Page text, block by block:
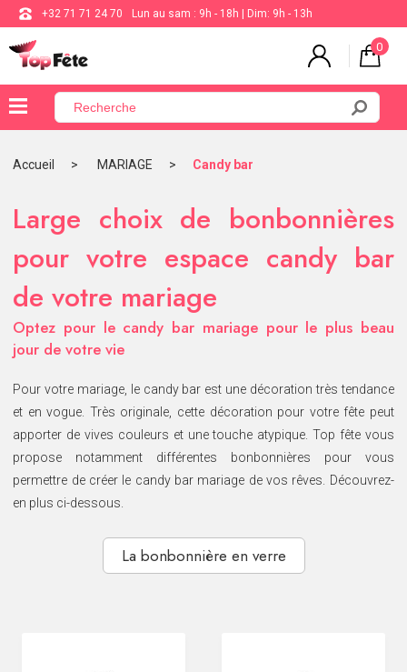
+32 71 71 24 70 Lun au sam : 9h - 18h | Dim: 9h - 13h
0
×
ANNIVERSAIRE
MARIAGE
VAISSELLE
BAPTÊME
COMMUNION
THÈME
SOIRÉE
OCCASIONS
SPÉCIALES
DÉCO
Accueil MARIAGE Candy bar
Large choix de bonbonnières
pour votre espace candy bar
de votre mariage
Optez pour le candy bar mariage pour le plus beau
jour de votre vie
Pour votre mariage, le candy bar est une décoration très tendance
et en vogue. Très originale, cette décoration pour votre fête peut
apporter de vives couleurs et une touche atypique. Top fête vous
propose notamment différentes bonbonnières pour vous
permettre de créer le candy bar mariage de vos rêves. Découvrez-
en plus ci-dessous.
La bonbonnière en verre